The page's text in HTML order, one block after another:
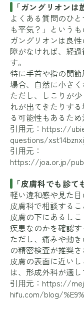
「ガングリオンは
よくある質問のひ
も平気？」というも
ガングリオンは良
障がなければ、経
す。
特に手首や指の関
場合、自然に小さく
ただし、しこりが
れが出てきたりす
る可能性もあるため
引用元： https://
questions/
引用元：
https://joa.or.jp/
「皮膚科でも診て
軽い違和感や見た目
皮膚科で相談するこ
皮膚の下にあるし
疾患なのかを確認す
ただし、痛みや動
の精密検査が推奨さ
皮膚の表面に近い
は、形成外科が適し
引用元： https://
hifu.com/blog/